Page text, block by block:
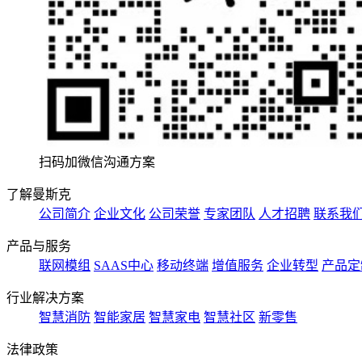
扫码加微信沟通方案
了解曼斯克
公司简介 企业文化 公司荣誉 专家团队 人才招聘 联系我
产品与服务
联网模组 SAAS中心 移动终端 增值服务 企业转型 产品
行业解决方案
智慧消防 智能家居 智慧家电 智慧社区 新零售
法律政策